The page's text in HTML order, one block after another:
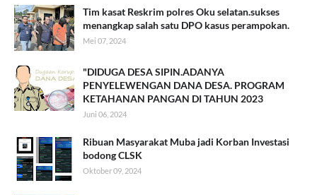
Tim kasat Reskrim polres Oku selatan.sukses
menangkap salah satu DPO kasus perampokan.
Mei 07, 2024
"DIDUGA DESA SIPIN.ADANYA
PENYELEWENGAN DANA DESA. PROGRAM
KETAHANAN PANGAN DI TAHUN 2023
Juni 06, 2024
Ribuan Masyarakat Muba jadi Korban Investasi
bodong CLSK
Oktober 09, 2024